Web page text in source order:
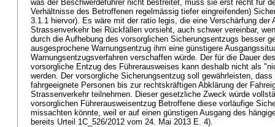
was der Beschwerdeführer nicht bestreitet, muss sie erst recht für
Verhältnisse des Betroffenen regelmässig tiefer eingreifenden)
3.1.1 hiervor). Es wäre mit der ratio legis, die eine Verschärfung der
Strassenverkehr bei Rückfällen vorsieht, auch schwer vereinbar,
durch die Aufhebung des vorsorglichen Sicherungsentzugs besser
ausgesprochene Warnungsentzug ihm eine günstigere
Warnungsentzugsverfahren verschaffen würde. Der für die Dauer
vorsorgliche Entzug des Führerausweises kann deshalb nicht als
werden. Der vorsorgliche Sicherungsentzug soll gewährleisten,
fahrgeeignete Personen bis zur rechtskräftigen Abklärung der
Strassenverkehr teilnehmen. Dieser gesetzliche Zweck würde
vorsorglichen Führerausweisentzug Betroffene diese vorläufige
missachten könnte, weil er auf einen günstigen Ausgang des
bereits Urteil 1C_526/2012 vom 24. Mai 2013 E. 4).